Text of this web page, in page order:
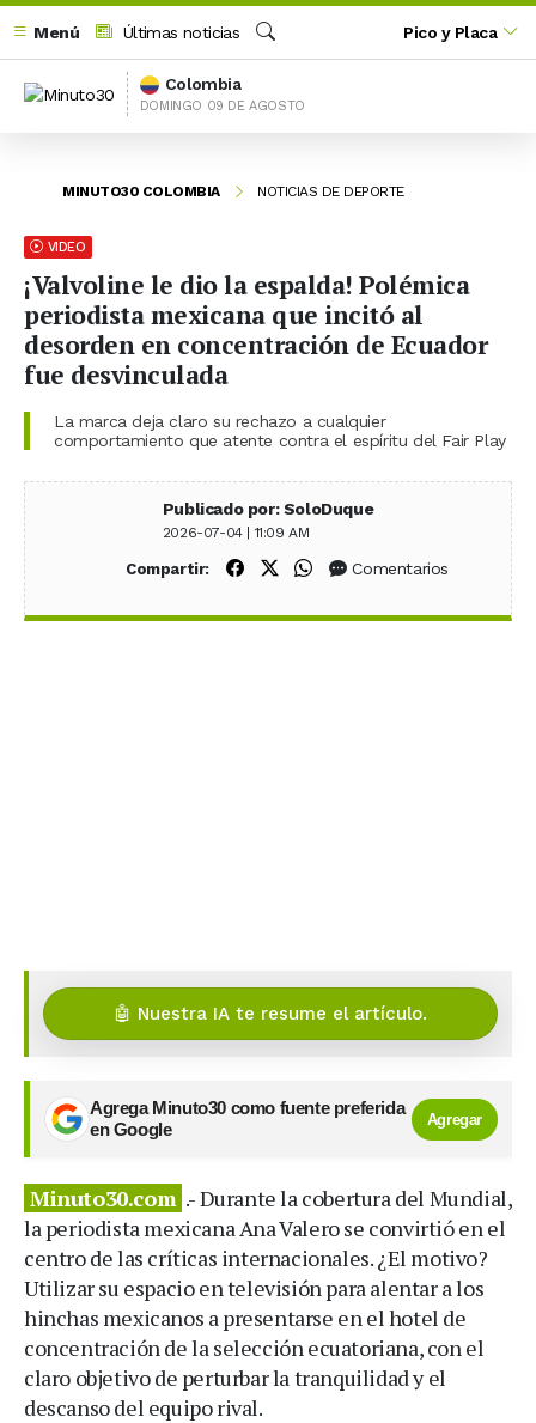
Menú
Últimas noticias
Buscar
Pico y Placa
Colombia
DOMINGO 09 DE AGOSTO
MINUTO30 COLOMBIA NOTICIAS DE DEPORTE
VIDEO
¡Valvoline le dio la espalda! Polémica
periodista mexicana que incitó al
desorden en concentración de Ecuador
fue desvinculada
La marca deja claro su rechazo a cualquier
comportamiento que atente contra el espíritu del Fair Play
Publicado por: SoloDuque
2026-07-04 | 11:09 AM
Compartir: Compartir en Facebook
Compartir en X (Twitter)
Compartir en WhatsApp
Comentarios
🤖 Nuestra IA te resume el artículo.
Agrega Minuto30 como fuente preferida
en Google
Agregar
Minuto30.com .- Durante la cobertura del Mundial,
la periodista mexicana Ana Valero se convirtió en el
centro de las críticas internacionales. ¿El motivo?
Utilizar su espacio en televisión para alentar a los
hinchas mexicanos a presentarse en el hotel de
concentración de la selección ecuatoriana, con el
claro objetivo de perturbar la tranquilidad y el
descanso del equipo rival.